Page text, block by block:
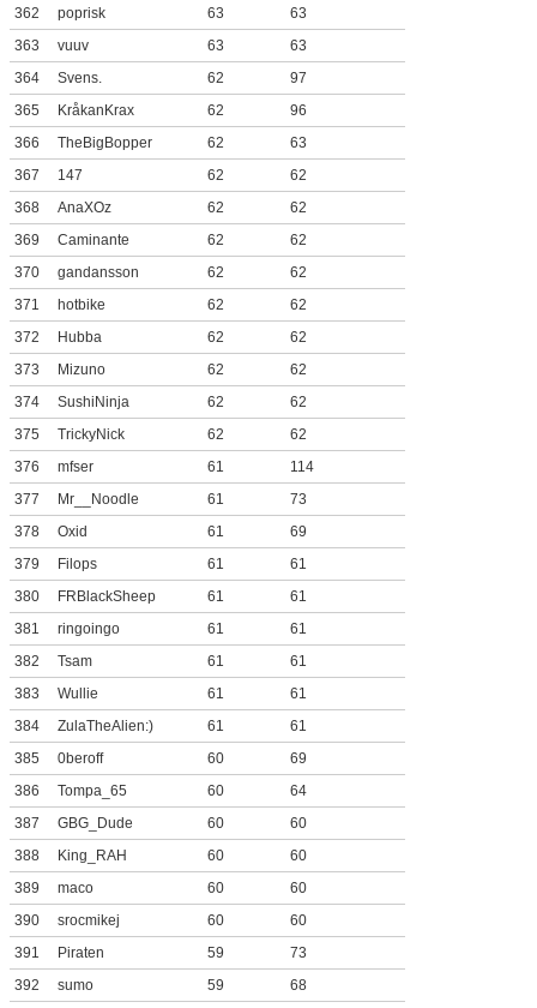
362
poprisk 63
63
363
vuuv 63
63
364
Svens. 62
97
365
KråkanKrax 62
96
366
TheBigBopper 62
63
367
147 62
62
368
AnaXOz 62
62
369
Caminante 62
62
370
gandansson 62
62
371
hotbike 62
62
372
Hubba 62
62
373
Mizuno 62
62
374
SushiNinja 62
62
375
TrickyNick 62
62
376
mfser 61
114
377
Mr__Noodle 61
73
378
Oxid 61
69
379
Filops 61
61
380
FRBlackSheep 61
61
381
ringoingo 61
61
382
Tsam 61
61
383
Wullie 61
61
384
ZulaTheAlien:) 61
61
385
0beroff 60
69
386
Tompa_65 60
64
387
GBG_Dude 60
60
388
King_RAH 60
60
389
maco 60
60
390
srocmikej 60
60
391
Piraten 59
73
392
sumo 59
68